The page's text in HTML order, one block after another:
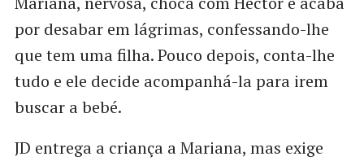
por desabar em lágrimas, confessando-lhe
que tem uma filha. Pouco depois, conta-lhe
tudo e ele decide acompanhá-la para irem
buscar a bebé.
JD entrega a criança a Mariana, mas exige